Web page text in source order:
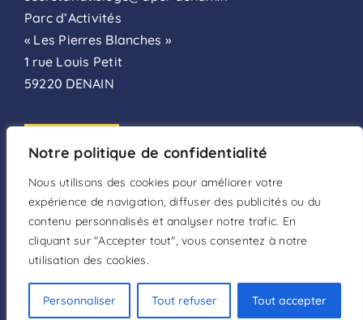
Notre politique de confidentialité
Nous utilisons des cookies pour améliorer votre
expérience de navigation, diffuser des publicités ou du
contenu personnalisés et analyser notre trafic. En
cliquant sur "Accepter tout", vous consentez à notre
utilisation des cookies.
Personnaliser Tout refuser Tout accepter
Parc d’Activités
« Les Pierres Blanches »
1 rue Louis Petit
59220 DENAIN
FAIRE UN DON
DEVENIR BÉNÉVOLE
Conditions d’utilisation